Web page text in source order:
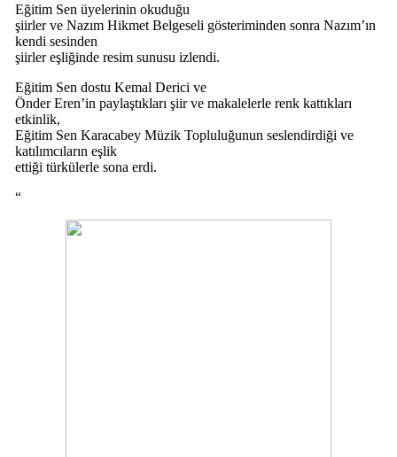
Eğitim Sen üyelerinin okuduğu
şiirler ve Nazım Hikmet Belgeseli gösteriminden sonra Nazım’ın
kendi sesinden
şiirler eşliğinde resim sunusu izlendi.
Eğitim Sen dostu Kemal Derici ve
Önder Eren’in paylaştıkları şiir ve makalelerle renk kattıkları
etkinlik,
Eğitim Sen Karacabey Müzik Topluluğunun seslendirdiği ve
katılımcıların eşlik
ettiği türkülerle sona erdi.
“